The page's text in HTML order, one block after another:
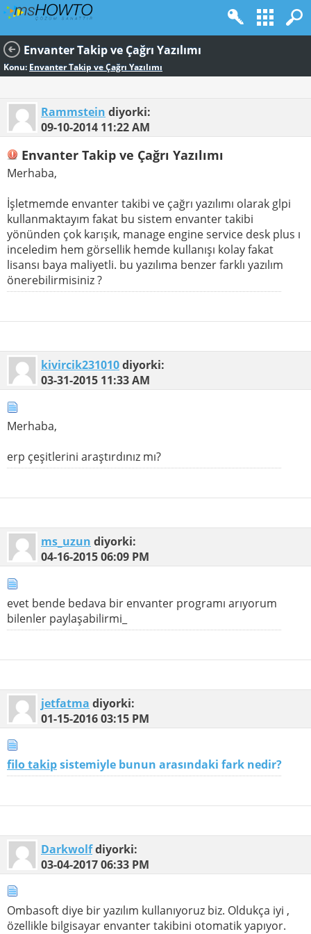
Envanter Takip ve Çağrı Yazılımı
Konu: Envanter Takip ve Çağrı Yazılımı
Rammstein diyorki:
09-10-2014 11:22 AM
Envanter Takip ve Çağrı Yazılımı
Merhaba,
İşletmemde envanter takibi ve çağrı yazılımı olarak glpi
kullanmaktayım fakat bu sistem envanter takibi
yönünden çok karışık, manage engine service desk plus ı
inceledim hem görsellik hemde kullanışı kolay fakat
lisansı baya maliyetli. bu yazılıma benzer farklı yazılım
önerebilirmisiniz ?
kivircik231010diyorki:
03-31-2015 11:33 AM
Merhaba,
erp çeşitlerini araştırdınız mı?
ms_uzun diyorki:
04-16-201506:09 PM
evet bende bedava bir envanter programı arıyorum
bilenler paylaşabilirmi_
jetfatma diyorki:
01-15-201603:15 PM
filo takipsistemiyle bunun arasındaki fark nedir?
Darkwolfdiyorki:
03-04-201706:33 PM
Ombasoft diye bir yazılım kullanıyoruz biz. Oldukça iyi ,
özellikle bilgisayar envanter takibini otomatik yapıyor.